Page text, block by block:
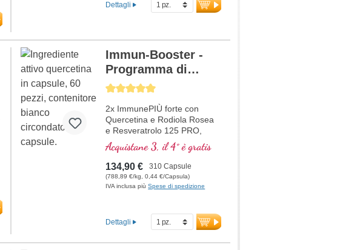
Dettagli
Average rating of 5 out of 5 stars
Immun-Booster -
Programma di
terapia +
2x ImmunePIÙ forte con
Quercetina e Rodiola Rosea
e Resveratrolo 125 PRO,
soprattutto per la situazione
attuale a un prezzo scontato.
La formula contiene selenio,
zinco, vitamine C e D che
contribuiscono al normale
Acquistane 3, il 4° è gratis
134,90 € 310 Capsule
(788,89 €/kg, 0,44 €/Capsula)
IVA inclusa piùSpese di spedizione
Dettagli